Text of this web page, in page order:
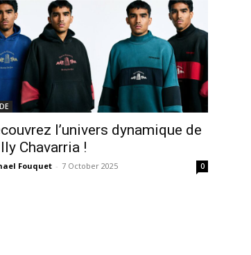
l’univers dynamique de
Chavarria !
Fouquet - 7 October 2025 0